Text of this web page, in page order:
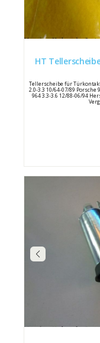
HT Tellerscheibe Türkontaktschalter 911 912
Tellerscheibe für
2.0-3.3 10/64-07/89 Porsche
964 3.3-3.6 12/88-06/94